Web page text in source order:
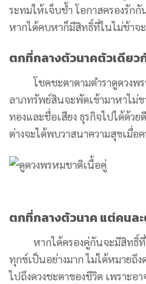
ระทมให้เจ็บช้ำ โอกาสครองรัก
หากได้คบหาก็มีสิทธิ์ที่ในไม่ช้าจะ
ตกที่กลางตัวนาคตัวเดียว
โชคชะตาตามตำราดูดวงพ
ลาภทรัพย์สินจะพัดเข้ามาหาไม่ข
ทองและชื่อเสียง ธุรกิจไปได้ด้วย
ต่างจะได้พบวาสนาความสุขเมื่อ
ตกที่กลางตัวนาค แต่คนล
หากได้ครองคู่กันจะมีสิทธิ์ที่ไ
ทุกข์เป็นอย่างมาก ไม่ได้หมายถึง
ไปถึงดวงชะตาของชีวิต เพราะอ